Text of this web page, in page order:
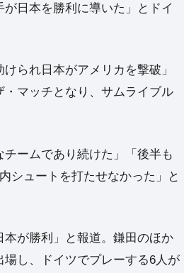
日本を勝利に導いた」とドイ
られ日本がアメリカを撃破」
マッチとなり、サムライブル
ームであり続けた」「後半も
シュートを打たせなかった」と
本が勝利」と報道。鎌田のほか
し、ドイツでプレーする6人が